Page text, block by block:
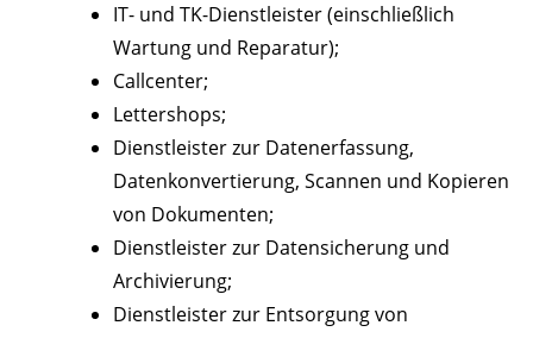
IT- und TK-Dienstleister (einschließlich
Wartung und Reparatur);
Callcenter;
Lettershops;
Dienstleister zur Datenerfassung,
Datenkonvertierung, Scannen und Kopieren
von Dokumenten;
Dienstleister zur Datensicherung und
Archivierung;
Dienstleister zur Entsorgung von